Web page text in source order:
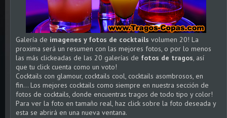
Galería de imagenes y fotos de cocktails volumen 20! La
proxima será un resumen con las mejores fotos, o por lo menos
las más clickeadas de las 20 galerías de fotos de tragos, así
que tu click cuenta como un voto!
Cocktails con glamour, cocktails cool, cocktails asombrosos, en
fin... Los mejores cocktails como siempre en nuestra sección de
fotos de cocktails, donde encuentras tragos de todo tipo y color!
Para ver la foto en tamaño real, haz click sobre la foto deseada y
esta se abrirá en una nueva ventana.